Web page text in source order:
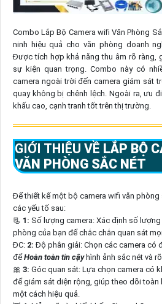
Combo Lắp Bộ Camera wifi Văn Phòng
ninh hiệu quả cho văn phòng doanh
Được tích hợp khả năng thu âm rõ ràng,
sự kiện quan trọng. Combo này có
camera ngoài trời đến camera giám sát
quay không bị chênh lệch. Ngoài ra, ưu
khấu cao, cạnh tranh tốt trên thị trường.
GIỚI THIỆU VỀ LẮP BỘ
VĂN PHÒNG SẮC NÉT
Để thiết kế một bộ camera wifi văn phòng
các yếu tố sau:
📃 1: Số lượng camera: Xác định số
phòng của bạn để chắc chắn quan sát
ĐC: 2: Độ phân giải: Chọn các camera có
để Hoàn toàn tin cậyhình ảnh sắc nét và rõ
🎀 3: Góc quan sát: Lựa chọn camera có
để giám sát diện rộng, giúp theo dõi
một cách hiệu quả.